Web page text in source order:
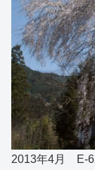
2013年4月 E-